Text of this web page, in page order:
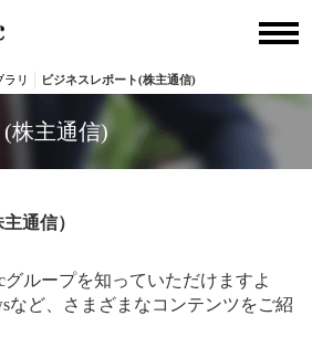
ラリ ビジネスレポート(株主通信)
株主通信)
通信）
グループを知っていただけますよ
など、さまざまなコンテンツをご紹